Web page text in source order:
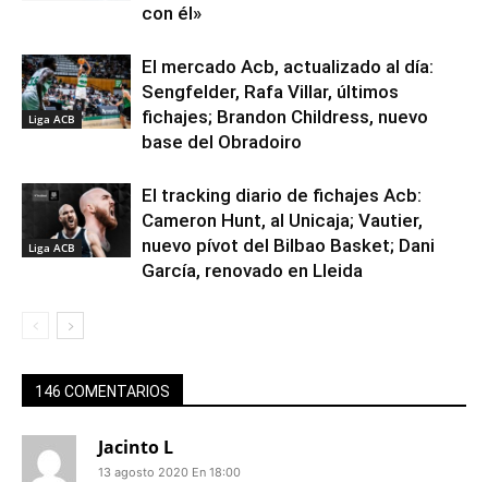
con él»
Liga ACB
El mercado Acb, actualizado al día:
Sengfelder, Rafa Villar, últimos
fichajes; Brandon Childress, nuevo
base del Obradoiro
Liga ACB
El tracking diario de fichajes Acb:
Cameron Hunt, al Unicaja; Vautier,
nuevo pívot del Bilbao Basket; Dani
García, renovado en Lleida
146 COMENTARIOS
Jacinto L
13 agosto 2020 En 18:00